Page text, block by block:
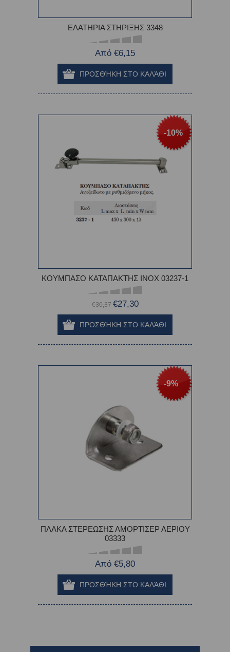
ΕΛΑΤΗΡΙΑ ΣΤΗΡΙΞΗΣ 3348
Από €6,15
-10%
ΚΟΥΜΠΑΣΟ ΚΑΤΑΠΑΚΤΗΣ ΙΝΟΧ 03237-1
€30,37 €27,30
-9%
ΠΛΑΚΑ ΣΤΕΡΕΩΣΗΣ ΑΜΟΡΤΙΣΕΡ ΑΕΡΙΟΥ
03333
Από €5,80